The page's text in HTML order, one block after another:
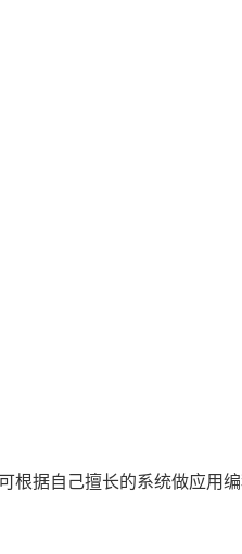
据自己擅长的系统做应用编